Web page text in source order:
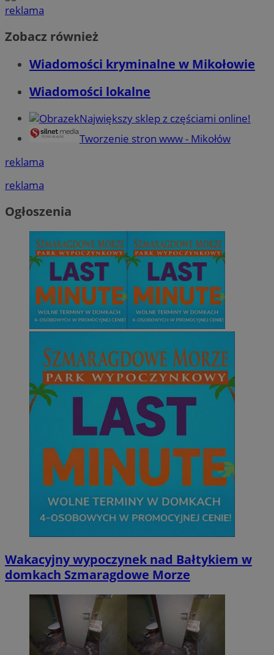
reklama
Zobacz również
Wiadomości kryminalne w Mikołowie
Wiadomości lokalne
Największy sklep z częściami online!
Tworzenie stron www - Mikołów
reklama
reklama
Ogłoszenia
Wakacyjny wypoczynek nad Bałtykiem w
domkach Szmaragdowe Morze